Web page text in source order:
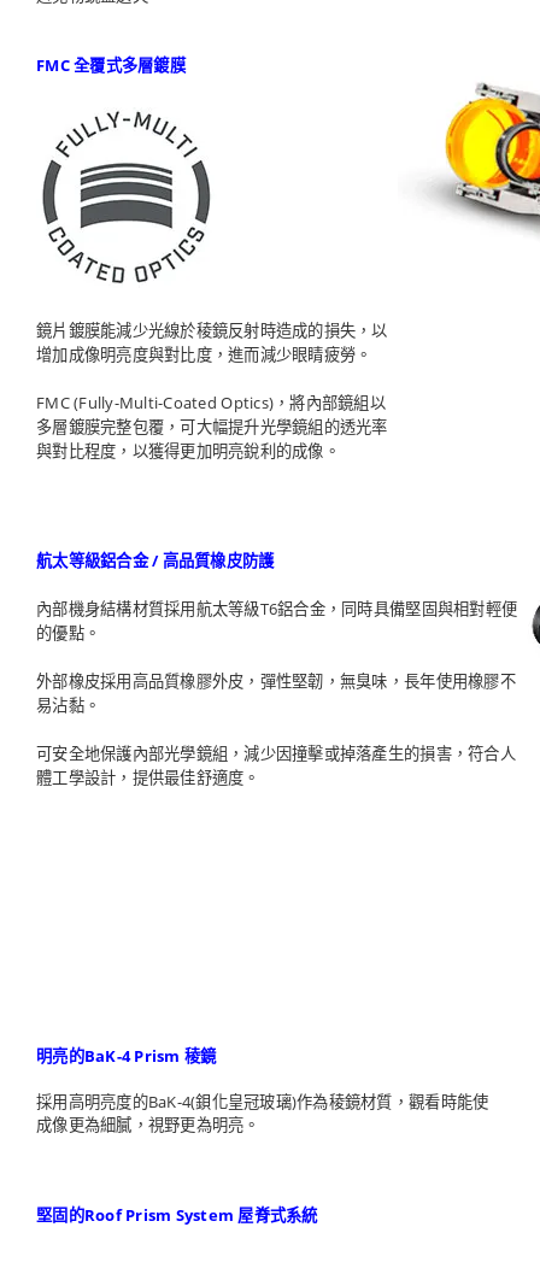
FMC 全覆式多層鍍膜
鏡片鍍膜能減少光線於稜鏡反射時造成的損失，以
增加成像明亮度與對比度，進而減少眼睛疲勞。
FMC (Fully-Multi-Coated Optics)，將內部鏡組以
多層鍍膜完整包覆，可大幅提升光學鏡組的透光率
與對比程度，以獲得更加明亮銳利的成像。
航太等級鋁合金 / 高品質橡皮防護
內部機身結構材質採用航太等級T6鋁合金，同時具備堅固與相對輕便
的優點。
外部橡皮採用高品質橡膠外皮，彈性堅韌，無臭味，長年使用橡膠不
易沾黏。
可安全地保護內部光學鏡組，減少因撞擊或掉落產生的損害，符合人
體工學設計，提供最佳舒適度。
明亮的BaK-4 Prism 稜鏡
採用高明亮度的BaK-4(鋇化皇冠玻璃)作為稜鏡材質，觀看時能使
成像更為細膩，視野更為明亮。
堅固的Roof Prism System 屋脊式系統